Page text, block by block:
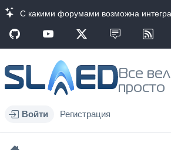
С какими форумами возможна
Все
просто
Войти Регистрация